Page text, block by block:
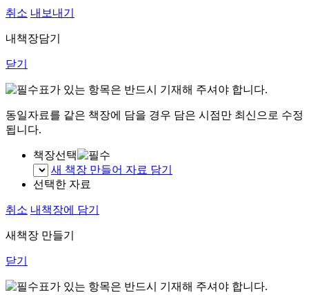
취소 내보내기
내책장담기
닫기
표가 있는 항목은 반드시 기재해 주셔야 합니다.
동일자료를 같은 책장에 담을 경우 담은 시점만 최신으로 수정
됩니다.
책장선택
새 책장 만들어 자료 담기
선택한 자료
취소 내책장에 담기
새책장 만들기
닫기
표가 있는 항목은 반드시 기재해 주셔야 합니다.